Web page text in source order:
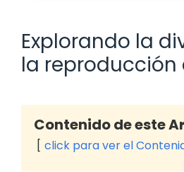
Explorando la
la reproducción
Contenido de este
click para ver el